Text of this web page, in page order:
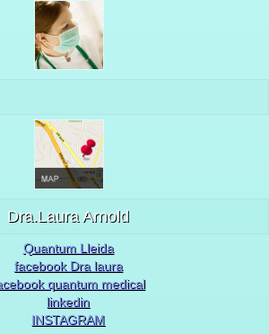
Dra.Laura Arnold
Quantum Lleida
facebook Dra laura
quantum medical
linkedin
INSTAGRAM